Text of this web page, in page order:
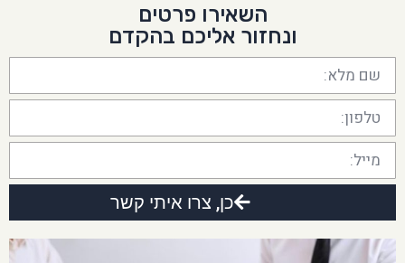
השאירו פרטים
ונחזור אליכם בהקדם
כן, צרו איתי קשר